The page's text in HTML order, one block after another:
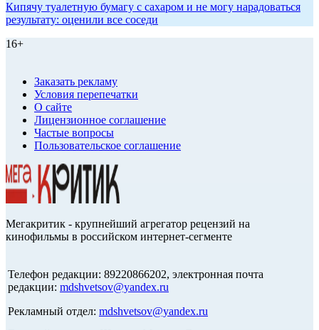
Кипячу туалетную бумагу с сахаром и не могу нарадоваться
результату: оценили все соседи
16+
Заказать рекламу
Условия перепечатки
О сайте
Лицензионное соглашение
Частые вопросы
Пользовательское соглашение
Мегакритик - крупнейший агрегатор рецензий на
кинофильмы в российском интернет-сегменте
Телефон редакции: 89220866202, электронная почта
редакции: mdshvetsov@yandex.ru
Рекламный отдел: mdshvetsov@yandex.ru